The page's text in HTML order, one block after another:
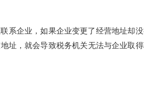
系企业，如果企业变更了经营地址却
址，就会导致税务机关无法与企业取